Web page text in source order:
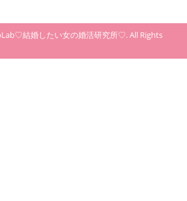
結婚したい女の婚活研究所♡. All Rights